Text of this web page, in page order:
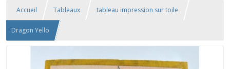
Accueil Tableaux tableau impression sur toile
Dragon Yello